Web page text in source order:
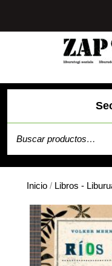
contenido
Inicio / Libros -